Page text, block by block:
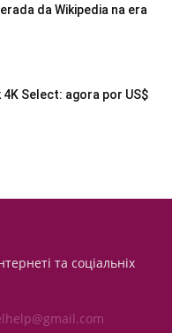
da Wikipedia na era
Select: agora por US$
та соціальніх